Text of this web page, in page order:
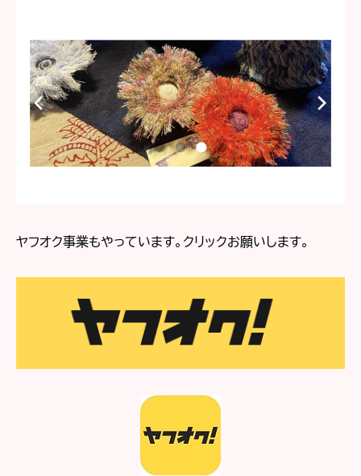
ヤフオク事業もやっています。クリックお願いします。